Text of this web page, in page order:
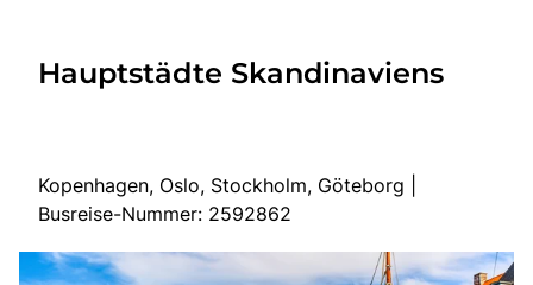
Highlights
Start
Hauptstädte Skandinaviens
Kopenhagen, Oslo, Stockholm, Göteborg |
Busreise-Nummer: 2592862